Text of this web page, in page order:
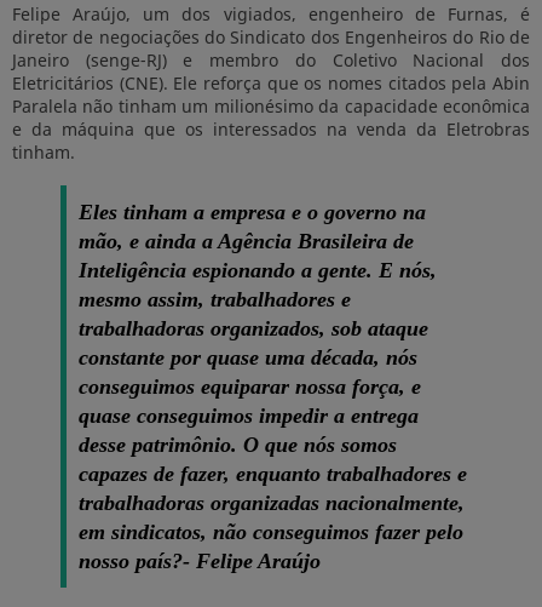
Felipe Araújo, um dos vigiados, engenheiro de Furnas, é
diretor de negociações do Sindicato dos Engenheiros do Rio de
Janeiro (senge-RJ) e membro do Coletivo Nacional dos
Eletricitários (CNE). Ele reforça que os nomes citados pela Abin
Paralela não tinham um milionésimo da capacidade econômica
e da máquina que os interessados na venda da Eletrobras
tinham.
Eles tinham a empresa e o governo na
mão, e ainda a Agência Brasileira de
Inteligência espionando a gente. E nós,
mesmo assim, trabalhadores e
trabalhadoras organizados, sob ataque
constante por quase uma década, nós
conseguimos equiparar nossa força, e
quase conseguimos impedir a entrega
desse patrimônio. O que nós somos
capazes de fazer, enquanto trabalhadores e
trabalhadoras organizadas nacionalmente,
em sindicatos, não conseguimos fazer pelo
nosso país?- Felipe Araújo